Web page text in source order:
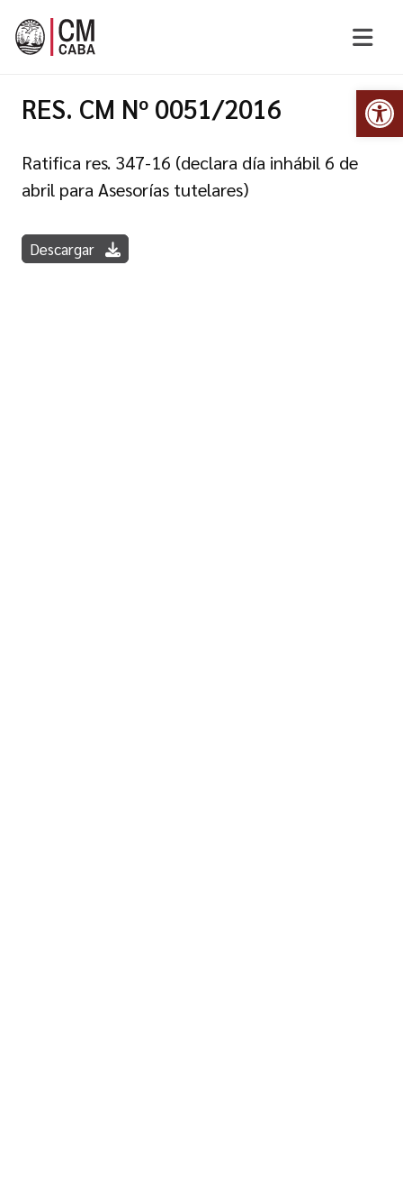
RES. CM Nº 0051/2016
Ratifica res. 347-16 (declara día inhábil 6 de
abril para Asesorías tutelares)
Descargar